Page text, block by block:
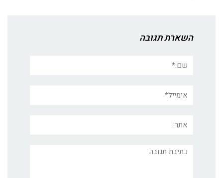
השארת תגובה
תגובה